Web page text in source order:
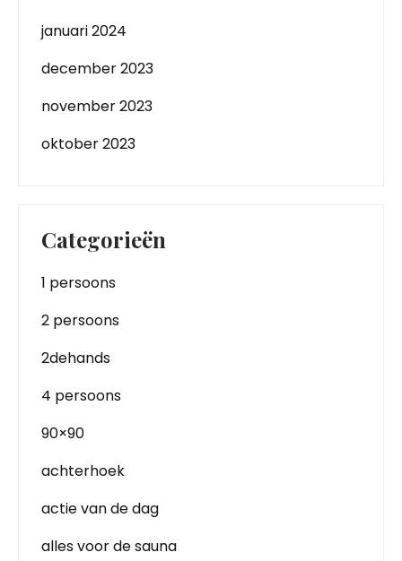
januari 2024
december 2023
november 2023
oktober 2023
Categorieën
1 persoons
2 persoons
2dehands
4 persoons
90×90
achterhoek
actie van de dag
alles voor de sauna